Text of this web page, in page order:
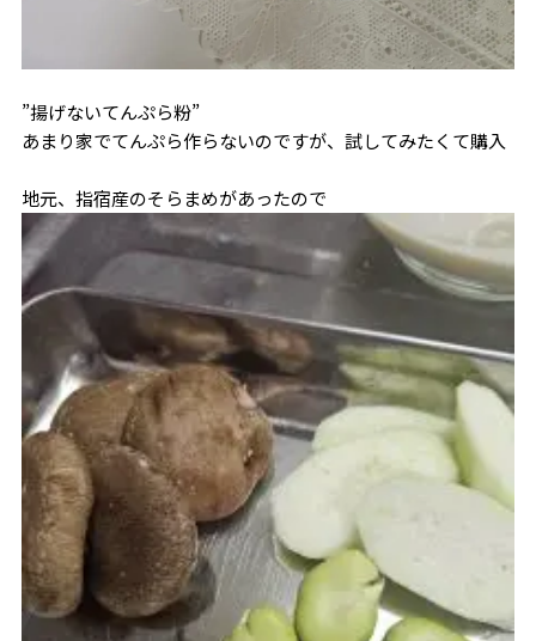
”揚げないてんぷら粉”
あまり家でてんぷら作らないのですが、試してみたくて購入
地元、指宿産のそらまめがあったので